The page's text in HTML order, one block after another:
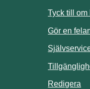
Tyck till om
Gör en
Redigera